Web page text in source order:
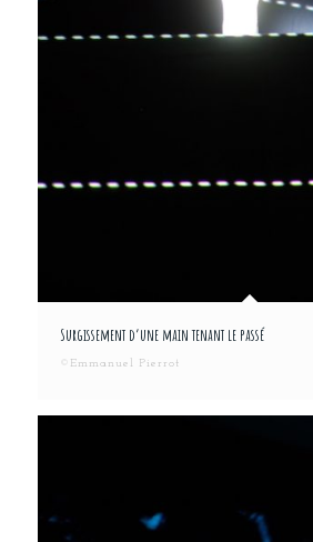
Surgissement d’une main tenant le passé
©Emmanuel Pierrot